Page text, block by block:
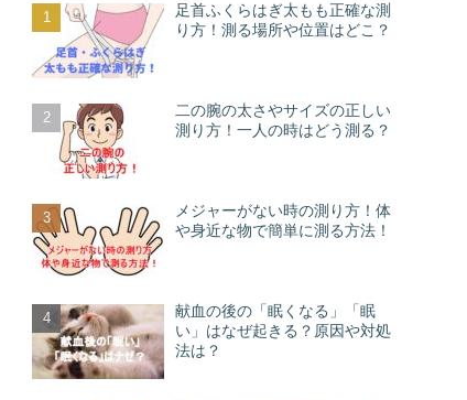
足首ふくらはぎ太もも正確な測
り方！測る場所や位置はどこ？
二の腕の太さやサイズの正しい
測り方！一人の時はどう測る？
メジャーがない時の測り方！体
や身近な物で簡単に測る方法！
献血の後の「眠くなる」「眠
い」はなぜ起きる？原因や対処
法は？